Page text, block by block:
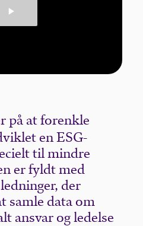
på at forenkle
en ESG-
til mindre
er fyldt med
der
samle data om
ansvar og ledelse